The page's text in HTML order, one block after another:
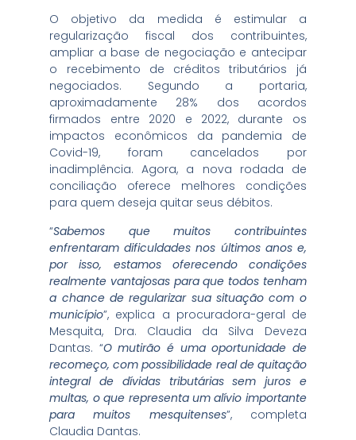
O objetivo da medida é estimular a
regularização fiscal dos contribuintes,
ampliar a base de negociação e antecipar
o recebimento de créditos tributários já
negociados. Segundo a portaria,
aproximadamente 28% dos acordos
firmados entre 2020 e 2022, durante os
impactos econômicos da pandemia de
Covid-19, foram cancelados por
inadimplência. Agora, a nova rodada de
conciliação oferece melhores condições
para quem deseja quitar seus débitos.
“Sabemos que muitos contribuintes
enfrentaram dificuldades nos últimos anos e,
por isso, estamos oferecendo condições
realmente vantajosas para que todos tenham
a chance de regularizar sua situação com o
município”, explica a procuradora-geral de
Mesquita, Dra. Claudia da Silva Deveza
Dantas. “O mutirão é uma oportunidade de
recomeço, com possibilidade real de quitação
integral de dívidas tributárias sem juros e
multas, o que representa um alívio importante
para muitos mesquitenses”, completa
Claudia Dantas.